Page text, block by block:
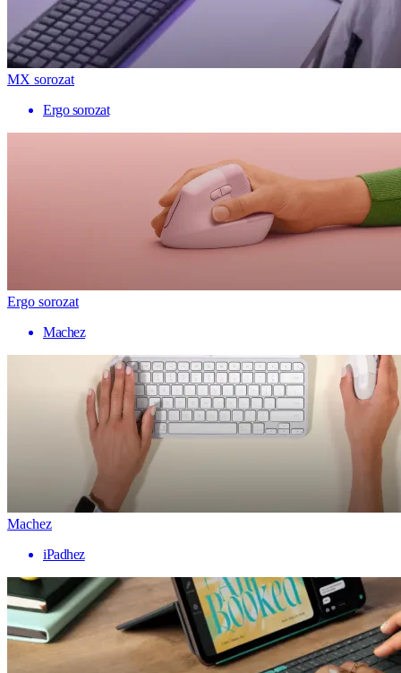
MX sorozat
Ergo sorozat
Ergo sorozat
Machez
Machez
iPadhez